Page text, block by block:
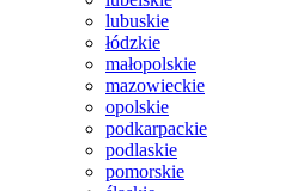
lubuskie
łódzkie
małopolskie
mazowieckie
opolskie
podkarpackie
podlaskie
pomorskie